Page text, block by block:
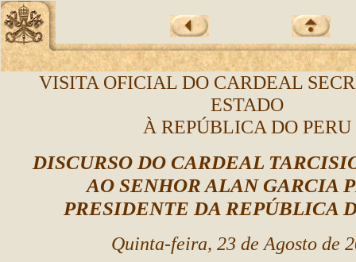
VISITA OFICIAL DO CARDEAL
ESTADO
À REPÚBLICA DO PERU
DISCURSO DO CARDEAL
AO SENHOR ALAN GARCIA
PRESIDENTE DA REPÚBLICA
Quinta-feira, 23 de Agosto de